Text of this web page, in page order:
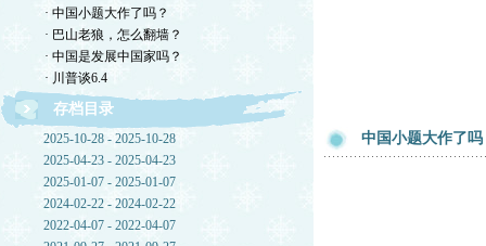
· 中国小题大作了吗？
· 巴山老狼，怎么翻墙？
· 中国是发展中国家吗？
· 川普谈6.4
存档目录
2025-10-28 - 2025-10-28
2025-04-23 - 2025-04-23
2025-01-07 - 2025-01-07
2024-02-22 - 2024-02-22
2022-04-07 - 2022-04-07
中国小题大作了吗